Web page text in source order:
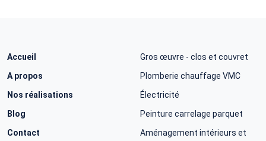
Accueil
A propos
Nos réalisations
Blog
Contact
Gros œuvre - clos et couvret
Plomberie chauffage VMC
Électricité
Peinture carrelage parquet
Aménagement intérieurs et